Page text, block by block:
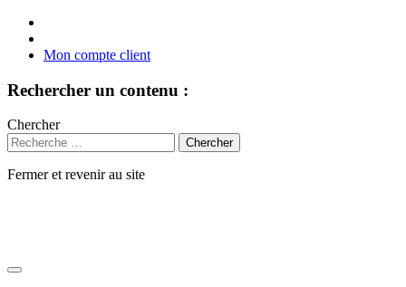
Mon compte client
Rechercher un contenu :
Chercher
Fermer et revenir au site